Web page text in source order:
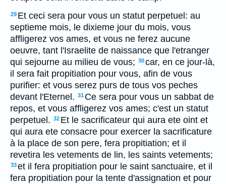
29 Et ceci sera pour vous un statut perpetuel: au
septieme mois, le dixieme jour du mois, vous
affligerez vos ames, et vous ne ferez aucune
oeuvre, tant l'Israelite de naissance que l'etranger
qui sejourne au milieu de vous; 30car, en ce jour-là,
il sera fait propitiation pour vous, afin de vous
purifier: et vous serez purs de tous vos peches
devant l'Eternel. 31 Ce sera pour vous un sabbat de
repos, et vous affligerez vos ames; c'est un statut
perpetuel. 32 Et le sacrificateur qui aura ete oint et
qui aura ete consacre pour exercer la sacrificature
à la place de son pere, fera propitiation; et il
revetira les vetements de lin, les saints vetements;
33et il fera propitiation pour le saint sanctuaire, et il
fera propitiation pour la tente d'assignation et pour